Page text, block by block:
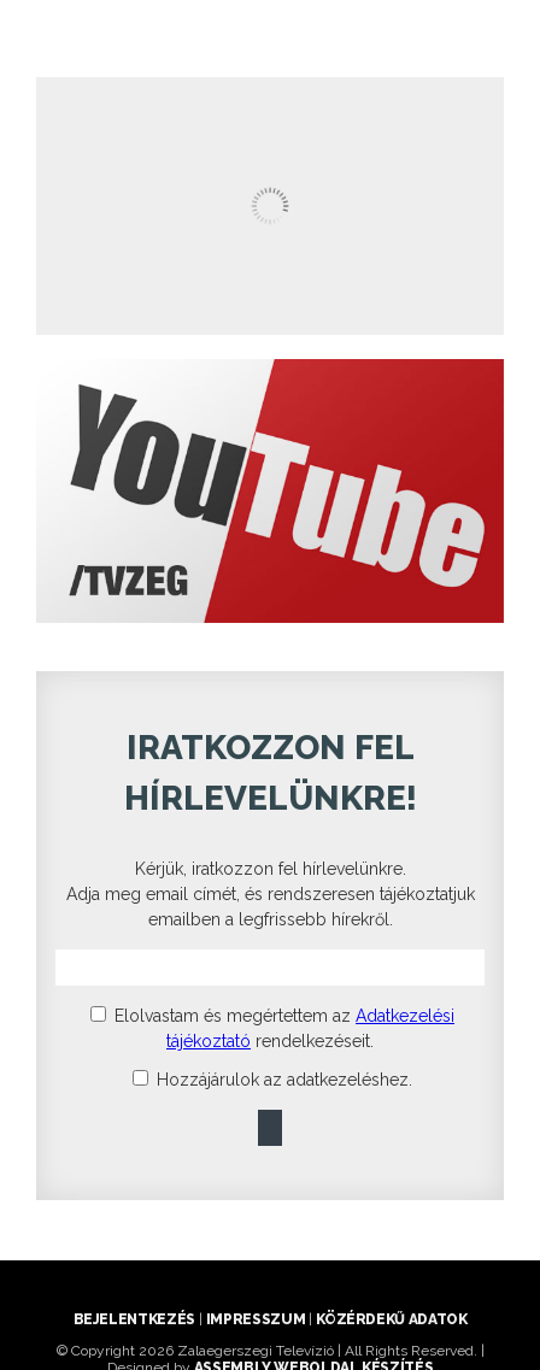
IRATKOZZON FEL
HÍRLEVELÜNKRE!
Kérjük, iratkozzon fel hírlevelünkre.
Adja meg email címét, és rendszeresen tájékoztatjuk
emailben a legfrissebb hírekről.
Elolvastam és megértettem az Adatkezelési
tájékoztató rendelkezéseit.
Hozzájárulok az adatkezeléshez.
BEJELENTKEZÉS | IMPRESSZUM | KÖZÉRDEKŰ ADATOK
© Copyright 2026 Zalaegerszegi Televízió | All Rights Reserved. |